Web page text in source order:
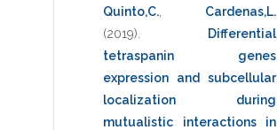
Quinto,C.
Cardenas,L.
(2019)
Differential
tetraspanin genes
expression and subcellular
localization during
mutualistic interactions in